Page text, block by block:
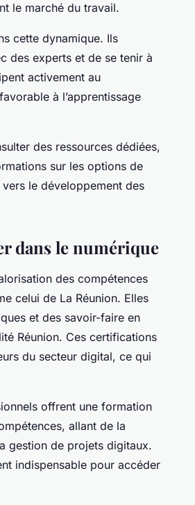
le marché du travail.
cette dynamique. Ils
des experts et de se tenir à
activement au
à l’apprentissage
des ressources dédiées,
sur les options de
le développement des
dans le numérique
des compétences
celui de La Réunion. Elles
et des savoir-faire en
Réunion. Ces certifications
du secteur digital, ce qui
offrent une formation
allant de la
gestion de projets digitaux.
indispensable pour accéder